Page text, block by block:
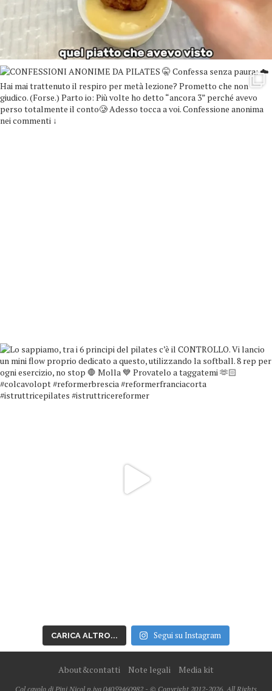
CARICA ALTRO... Segui su Instagram
About&contatti Note legali Media kit
Col cavolo di Pini Nicol p.iva 04059460982 - © Copyright 2012-2026, All Rights